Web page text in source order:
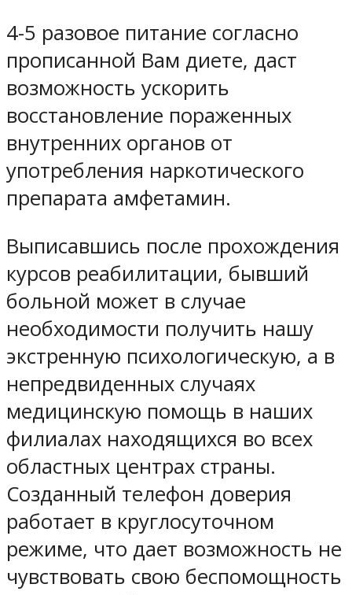
4-5 разовое питание согласно
прописанной Вам диете, даст
возможность ускорить
восстановление пораженных
внутренних органов от
употребления наркотического
препарата амфетамин.
Выписавшись после прохождения
курсов реабилитации, бывший
больной может в случае
необходимости получить нашу
экстренную психологическую, а в
непредвиденных случаях
медицинскую помощь в наших
филиалах находящихся во всех
областных центрах страны.
Созданный телефон доверия
работает в круглосуточном
режиме, что дает возможность не
чувствовать свою беспомощность